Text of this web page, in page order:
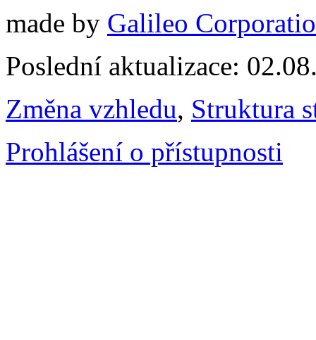
made by Galileo
Poslední aktualizace:
Změna vzhledu, Struktura
Prohlášení o přístupnosti